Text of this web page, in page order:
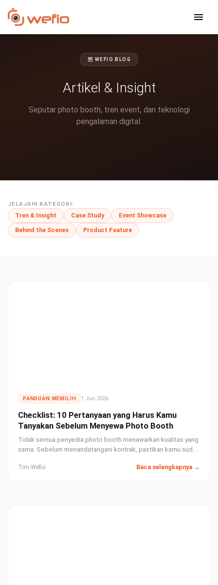
WEFIO BLOG
Artikel & Insight
Seputar photo booth, tren event, dan teknologi
pengalaman digital.
JELAJAHI KATEGORI:
Tren & Insight Case Study
Event Showcase
Behind the Scenes
Product Feature
PANDUAN MEMILIH 1 Jun 2026
Checklist: 10 Pertanyaan yang Harus Kamu
Tanyakan Sebelum Menyewa Photo Booth
Tidak semua penyedia photo booth menawarkan kualitas yang
sama. Sebelum menandatangani kontrak, pastikan kamu sudah
bagaimana mereka menjawabnya.
Tim Wefio Baca selengkapnya →